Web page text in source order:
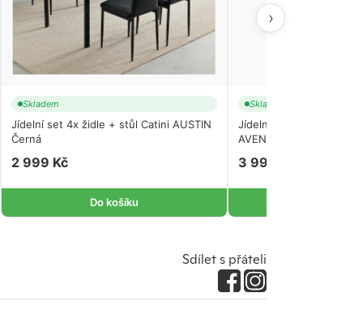
Skladem
Jídelní set 4x židle + stůl Catini AUSTIN
Černá
2 999 Kč
Do košíku
Skladem
Jídelní set 4x židle
3 999 Kč
›
Sdílet s přáteli